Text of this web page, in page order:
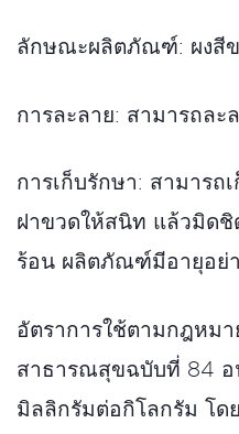
ลักษณะผลิตภัณฑ์: ผงสี
การละลาย: สามารถละ
การเก็บรักษา: สามาร
ฝาขวดให้สนิท แล้วมิด
ร้อน ผลิตภัณฑ์มีอายุอย่
อัตราการใช้ตามกฎหมา
สาธารณสุขฉบับที่ 84 อ
มิลลิกรัมต่อกิโลกรัม โด